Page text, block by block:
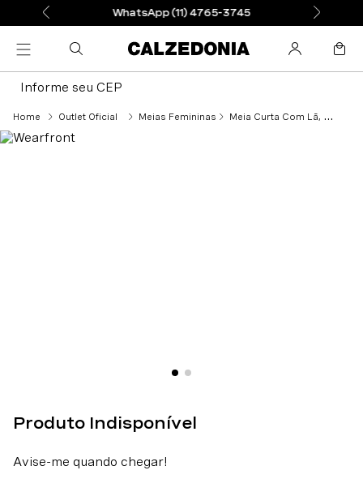
WhatsApp (11) 4765-3745
Informe seu CEP
Outlet Oficial Meias Femininas Meia Curta Com Lã, Pérolas e Strass - Preto